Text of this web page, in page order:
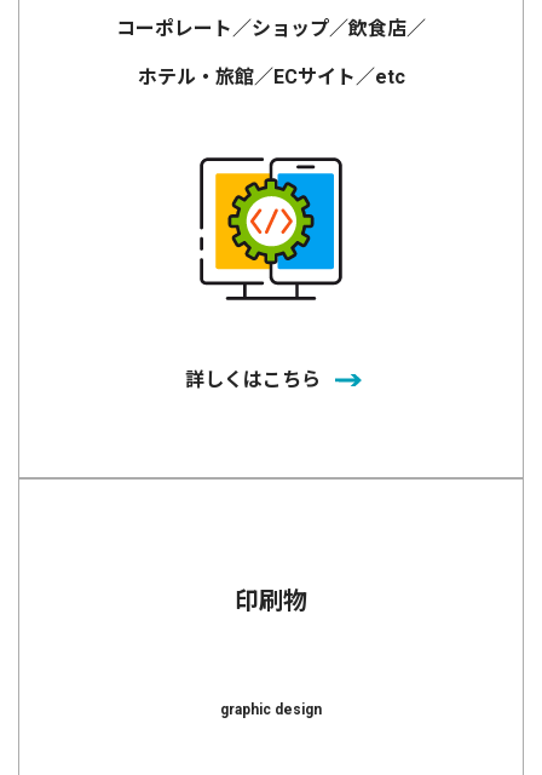
コーポレート／ショップ／飲食店／
ホテル・旅館／ECサイト／etc
詳しくはこちら
印刷物
graphic design